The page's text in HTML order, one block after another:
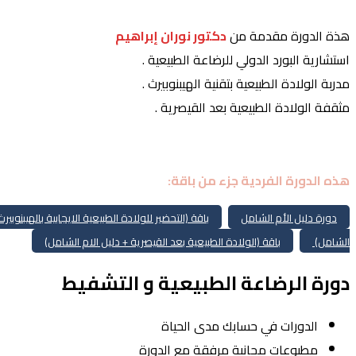
هذة الدورة مقدمة مندكتور نوران إبراهيم
استشارية البورد الدولي للرضاعة الطبيعية .
مدربة الولادة الطبيعية بتقنية الهيبنوبيرث .
مثقفة الولادة الطبيعية بعد القيصرية .
هذه الدورة الفردية جزء من باقة:
دورة دليل الأم الشامل باقة (التحضير للولادة الطبيعية الايجابية
الشامل)
باقة (الولادة الطبيعية بعد القيصرية + دليل الام الشامل)
دورة الرضاعة الطبيعية و التشفيط
الدورات في حسابك مدى الحياة
مطبوعات مجانية مرفقة مع الدورة